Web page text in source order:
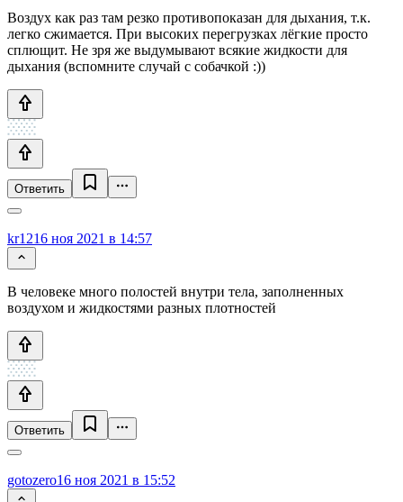
Воздух как раз там резко противопоказан для дыхания, т.к.
легко сжимается. При высоких перегрузках лёгкие просто
сплющит. Не зря же выдумывают всякие жидкости для
дыхания (вспомните случай с собачкой :))
Ответить
kr1216 ноя 2021 в 14:57
В человеке много полостей внутри тела, заполненных
воздухом и жидкостями разных плотностей
Ответить
gotozero16 ноя 2021 в 15:52